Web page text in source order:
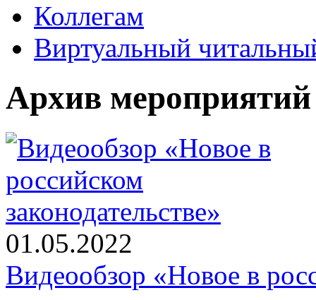
Коллегам
Виртуальный
Архив мероприятий
01.05.2022
Видеообзор «Новое в